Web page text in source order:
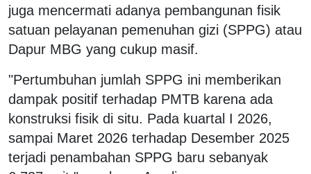
juga mencermati adanya pembangunan fisik
satuan pelayanan pemenuhan gizi (SPPG) atau
Dapur MBG yang cukup masif.
"Pertumbuhan jumlah SPPG ini memberikan
dampak positif terhadap PMTB karena ada
konstruksi fisik di situ. Pada kuartal I 2026,
sampai Maret 2026 terhadap Desember 2025
terjadi penambahan SPPG baru sebanyak